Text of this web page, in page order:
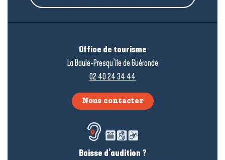
Office de tourisme
La Baule-Presqu’île de Guérande
02 40 24 34 44
Nous contacter
Baisse d’audition ?